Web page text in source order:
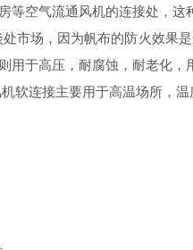
等空气流通风机的连接处，
市场，因为帆布的防火效果
于高压，耐腐蚀，耐老化
连接主要用于高温场所，温